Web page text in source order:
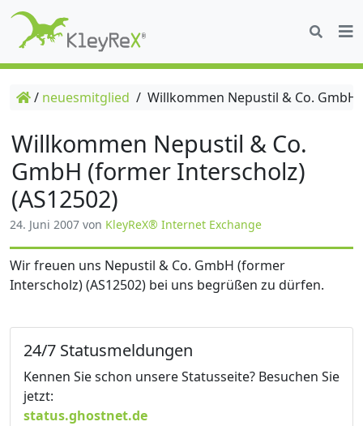
/ neuesmitglied / Willkommen Nepustil & Co.
Willkommen Nepustil & Co.
GmbH (former Interscholz)
(AS12502)
24. Juni 2007 von KleyReX® Internet Exchange
Wir freuen uns Nepustil & Co. GmbH (former
Interscholz) (AS12502) bei uns begrüßen zu dürfen.
24/7 Statusmeldungen
Kennen Sie schon unsere Statusseite? Besuchen Sie
jetzt:
status.ghostnet.de